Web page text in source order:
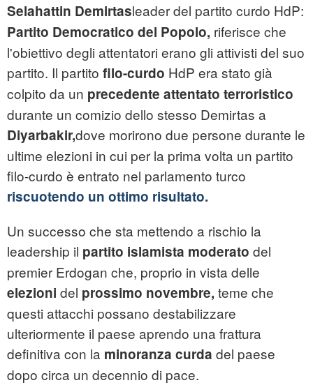
Selahattin Demirtasleader del partito curdo HdP:
Partito Democratico del Popolo, riferisce che
l'obiettivo degli attentatori erano gli attivisti del suo
partito. Il partito filo-curdo HdP era stato già
colpito da un precedente attentato terroristico
durante un comizio dello stesso Demirtas a
Diyarbakir,dove morirono due persone durante le
ultime elezioni in cui per la prima volta un partito
filo-curdo è entrato nel parlamento turco
riscuotendo un ottimo risultato.
Un successo che sta mettendo a rischio la
leadership il partito islamista moderato del
premier Erdogan che, proprio in vista delle
elezioni del prossimo novembre, teme che
questi attacchi possano destabilizzare
ulteriormente il paese aprendo una frattura
definitiva con la minoranza curda del paese
dopo circa un decennio di pace.